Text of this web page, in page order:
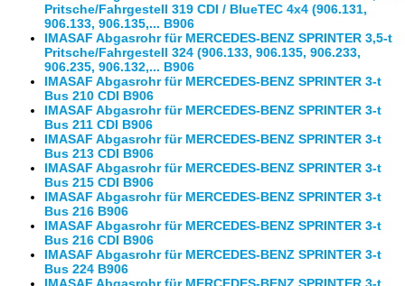
Pritsche/Fahrgestell 319 CDI / BlueTEC 4x4 (906.131,
906.133, 906.135,... B906
IMASAF Abgasrohr für MERCEDES-BENZ SPRINTER 3,5-t
Pritsche/Fahrgestell 324 (906.133, 906.135, 906.233,
906.235, 906.132,... B906
IMASAF Abgasrohr für MERCEDES-BENZ SPRINTER 3-t
Bus 210 CDI B906
IMASAF Abgasrohr für MERCEDES-BENZ SPRINTER 3-t
Bus 211 CDI B906
IMASAF Abgasrohr für MERCEDES-BENZ SPRINTER 3-t
Bus 213 CDI B906
IMASAF Abgasrohr für MERCEDES-BENZ SPRINTER 3-t
Bus 215 CDI B906
IMASAF Abgasrohr für MERCEDES-BENZ SPRINTER 3-t
Bus 216 B906
IMASAF Abgasrohr für MERCEDES-BENZ SPRINTER 3-t
Bus 216 CDI B906
IMASAF Abgasrohr für MERCEDES-BENZ SPRINTER 3-t
Bus 224 B906